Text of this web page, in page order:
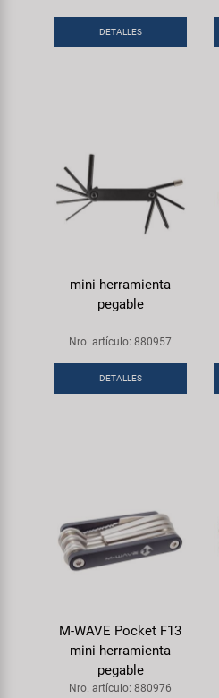
DETALLES
mini herramienta
pegable
Nro. artículo: 880957
DETALLES
M-WAVE Pocket F13
mini herramienta
pegable
Nro. artículo: 880976